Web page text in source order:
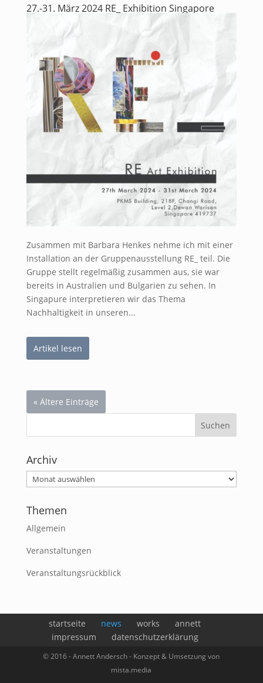
27.-31. März 2024 RE_ Exhibition Singapore
Zusammen mit Barbara Henkes nehme ich mit einer
Installation an der Gruppenausstellung RE_ teil. Die
Gruppe stellt regelmäßig zusammen aus, sie war
bereits in Australien und Bulgarien zu sehen. In
Singapure interpretieren wir das Thema
Nachhaltigkeit in unseren...
Artikel lesen
« Ältere Einträge
Archiv
Themen
Allgemein
Veranstaltungen
Veranstaltungsrückblick
startseite news works
annett
impressum
datenschutzerklärung
© 2016 - Annett Andersch - Konzept & Umsetzung von
mista.media